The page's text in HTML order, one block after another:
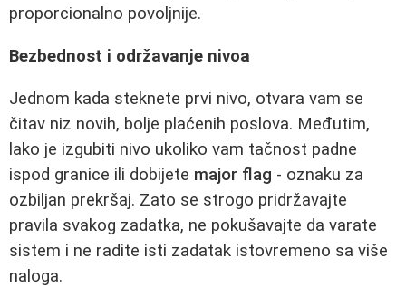
proporcionalno povoljnije.
Bezbednost i održavanje nivoa
Jednom kada steknete prvi nivo, otvara vam se
čitav niz novih, bolje plaćenih poslova. Međutim,
lako je izgubiti nivo ukoliko vam tačnost padne
ispod granice ili dobijete major flag - oznaku za
ozbiljan prekršaj. Zato se strogo pridržavajte
pravila svakog zadatka, ne pokušavajte da varate
sistem i ne radite isti zadatak istovremeno sa više
naloga.